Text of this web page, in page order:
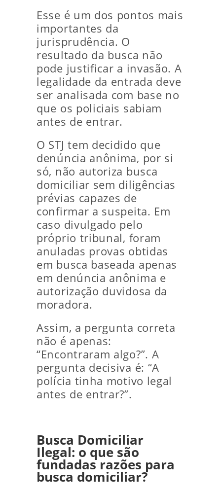
Esse é um dos pontos mais
importantes da
jurisprudência. O
resultado da busca não
pode justificar a invasão. A
legalidade da entrada deve
ser analisada com base no
que os policiais sabiam
antes de entrar.
O STJ tem decidido que
denúncia anônima, por si
só, não autoriza busca
domiciliar sem diligências
prévias capazes de
confirmar a suspeita. Em
caso divulgado pelo
próprio tribunal, foram
anuladas provas obtidas
em busca baseada apenas
em denúncia anônima e
autorização duvidosa da
moradora.
Assim, a pergunta correta
não é apenas:
“Encontraram algo?”. A
pergunta decisiva é: “A
polícia tinha motivo legal
antes de entrar?”.
Busca Domiciliar
Ilegal: o que são
fundadas razões para
busca domiciliar?